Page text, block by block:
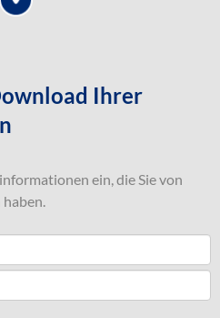
Ihrer
ein, die Sie von